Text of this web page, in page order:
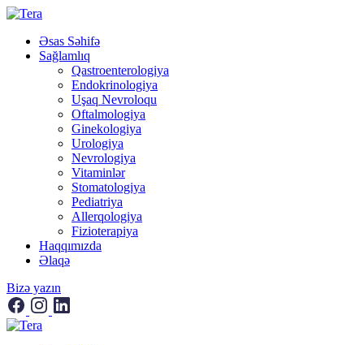
Əsas Səhifə
Sağlamlıq
Qastroenterologiya
Endokrinologiya
Uşaq Nevroloqu
Oftalmologiya
Ginekologiya
Urologiya
Nevrologiya
Vitaminlər
Stomatologiya
Pediatriya
Allerqologiya
Fizioterapiya
Haqqımızda
Əlaqə
Bizə yazın